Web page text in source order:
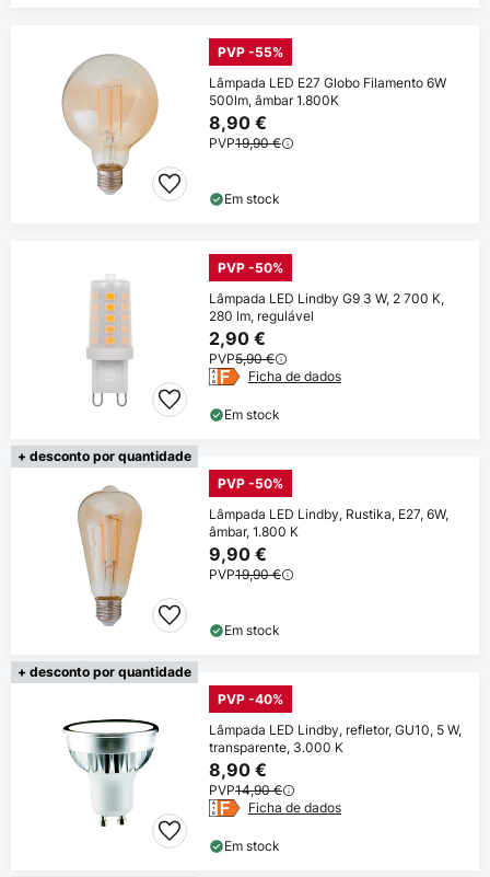
PVP -55%
Lâmpada LED E27 Globo Filamento 6W
500lm, âmbar 1.800K
8,90 €
PVP19,90 €
Em stock
PVP -50%
Lâmpada LED Lindby G9 3 W, 2 700 K,
280 lm, regulável
2,90 €
PVP5,90 €
Ficha de dados
Em stock
+ desconto por quantidade
PVP -50%
Lâmpada LED Lindby, Rustika, E27, 6W,
âmbar, 1.800 K
9,90 €
PVP19,90 €
Em stock
+ desconto por quantidade
PVP -40%
Lâmpada LED Lindby, refletor, GU10, 5 W,
transparente, 3.000 K
8,90 €
PVP14,90 €
Ficha de dados
Em stock